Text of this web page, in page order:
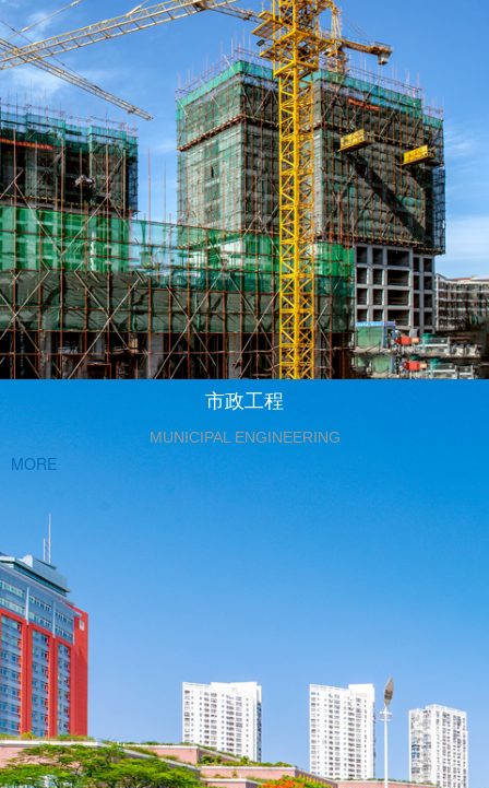
市政工程
MUNICIPAL ENGINEERING
MORE